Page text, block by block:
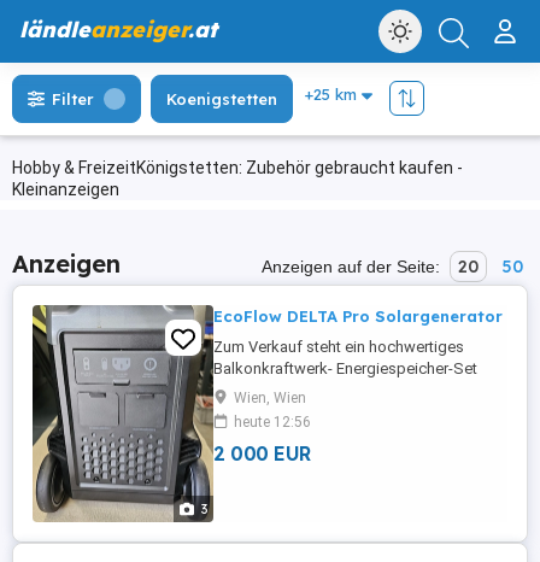
ländleanzeiger.at
Hobby & FreizeitKönigstetten: Zubehör gebraucht kaufen -
Kleinanzeigen
Filter Koenigstetten
Anzeigen Anzeigen auf der Seite: 20 50
3
EcoFlow DELTA Pro Solargenerator
Zum Verkauf steht ein hochwertiges
Balkonkraftwerk- Energiespeicher-Set
bestehend aus: EcoFlow DELTA Pro
Powerstation (rollbar, ca. 3,6 kWh
Speicher) EcoFlow PowerStream
Mikrowechselrichter 800 W Original
Bedienungsanleitungen ...
Wien, Wien
heute 12:56
2 000 EUR